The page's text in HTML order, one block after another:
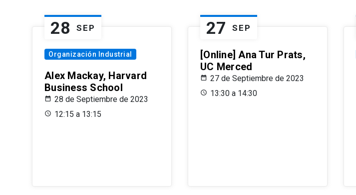
28 SEP
Organización Industrial
Alex Mackay, Harvard
Business School
28 de Septiembre de 2023
12:15 a 13:15
27 SEP
[Online] Ana Tur Prats,
UC Merced
27 de Septiembre de 2023
13:30 a 14:30